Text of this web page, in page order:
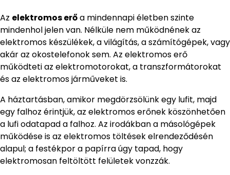
Az elektromos erőa mindennapi életben szinte
mindenhol jelen van. Nélküle nem működnének az
elektromos készülékek, a világítás, a számítógépek, vagy
akár az okostelefonok sem. Az elektromos erő
működteti az elektromotorokat, a transzformátorokat
és az elektromos járműveket is.
A háztartásban, amikor megdörzsölünk egy lufit, majd
egy falhoz érintjük, az elektromos erőnek köszönhetően
a lufi odatapad a falhoz. Az irodákban a másológépek
működése is az elektromos töltések elrendeződésén
alapul; a festékpor a papírra úgy tapad, hogy
elektromosan feltöltött felületek vonzzák.